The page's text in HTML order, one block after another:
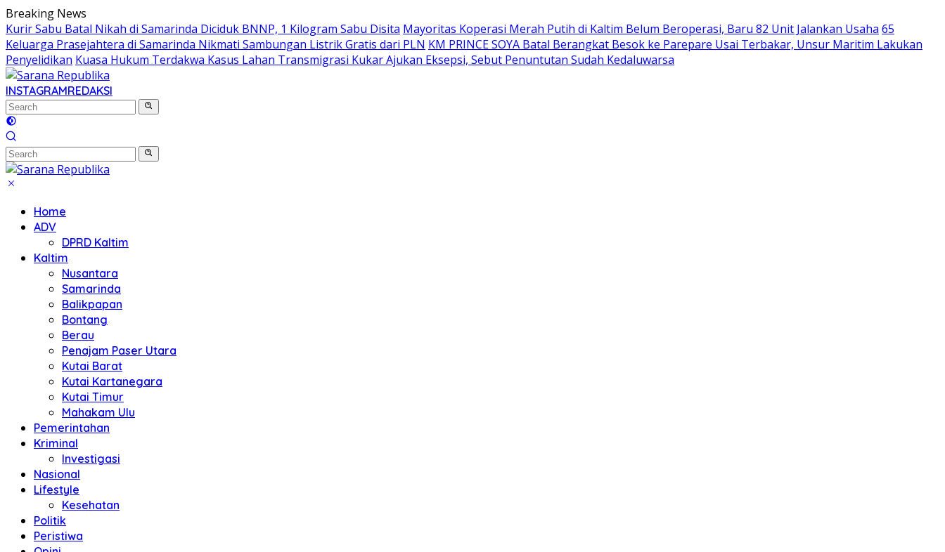
Skip
to
content
Breaking News
Kurir Sabu Batal Nikah di Samarinda Diciduk BNNP, 1 Kilogram Sabu Disita Mayoritas Koperasi Merah Putih di Kaltim Belum Beroperasi, Baru 82 Unit Jalankan Usaha 65
Keluarga Prasejahtera di Samarinda Nikmati Sambungan Listrik Gratis dari PLN KM PRINCE SOYA Batal Berangkat Besok ke Parepare Usai Terbakar, Unsur Maritim Lakukan
Penyelidikan Kuasa Hukum Terdakwa Kasus Lahan Transmigrasi Kukar Ajukan Eksepsi, Sebut Penuntutan Sudah Kedaluwarsa
INSTAGRAMREDAKSI
Home
ADV
DPRD Kaltim
Kaltim
Nusantara
Samarinda
Balikpapan
Bontang
Berau
Penajam Paser Utara
Kutai Barat
Kutai Kartanegara
Kutai Timur
Mahakam Ulu
Pemerintahan
Kriminal
Investigasi
Nasional
Lifestyle
Kesehatan
Politik
Peristiwa